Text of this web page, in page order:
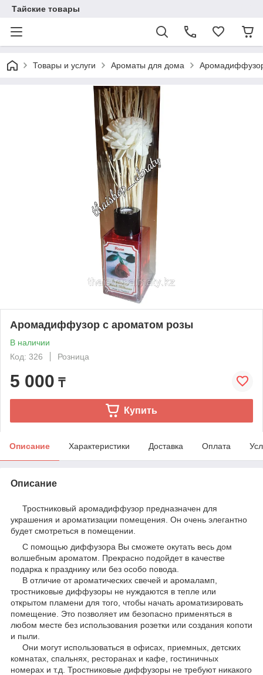
Тайские товары
Товары и услуги Ароматы для дома
Аромадиффузор с ароматом розы
В наличии
Код: 326
Розница
5 000 ₸
Купить
Описание Характеристики Доставка Оплата
Описание
Тростниковый аромадиффузор предназначен для
украшения и ароматизации помещения. Он очень элегантно
будет смотреться в помещении.
С помощью диффузора Вы сможете окутать весь дом
волшебным ароматом. Прекрасно подойдет в качестве
подарка к празднику или без особо повода.
В отличие от ароматических свечей и аромаламп,
тростниковые диффузоры не нуждаются в тепле или
открытом пламени для того, чтобы начать ароматизировать
помещение. Это позволяет им безопасно применяться в
любом месте без использования розетки или создания копоти
и пыли.
Они могут использоваться в офисах, приемных, детских
комнатах, спальнях, ресторанах и кафе, гостиничных
номерах и т.д. Тростниковые диффузоры не требуют никакого